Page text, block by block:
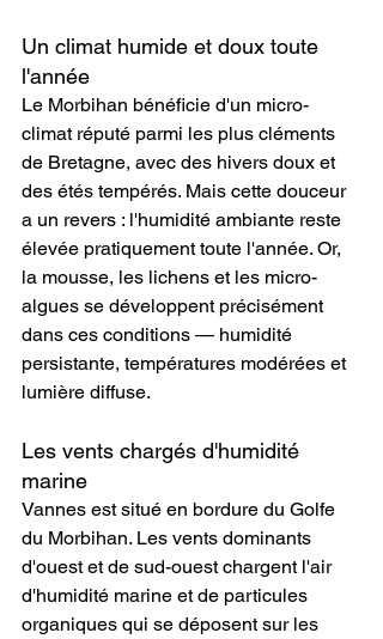
Un climat humide et doux toute
l'année
Le Morbihan bénéficie d'un micro-
climat réputé parmi les plus cléments
de Bretagne, avec des hivers doux et
des étés tempérés. Mais cette douceur
a un revers : l'humidité ambiante reste
élevée pratiquement toute l'année. Or,
la mousse, les lichens et les micro-
algues se développent précisément
dans ces conditions — humidité
persistante, températures modérées et
lumière diffuse.
Les vents chargés d'humidité
marine
Vannes est situé en bordure du Golfe
du Morbihan. Les vents dominants
d'ouest et de sud-ouest chargent l'air
d'humidité marine et de particules
organiques qui se déposent sur les